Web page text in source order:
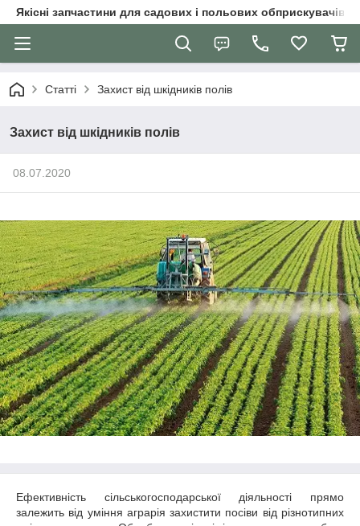
Якісні запчастини для садових і польових обприскувачів
Статті Захист від шкідників полів
Захист від шкідників полів
08.07.2020
Ефективність сільськогосподарської діяльності прямо
залежить від уміння аграрія захистити посіви від різнотипних